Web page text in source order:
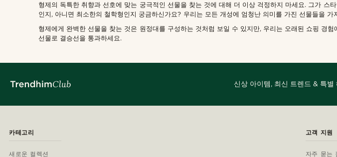
형제의 독특한 취향과 선호에 맞는 궁극적인 선물을 찾는 것에 대해 더 이상 걱정하지 마세요. 그가
인지, 아니면 최소한의 철학형인지 궁금하신가요? 우리는 모든 개성에 엄청난 의미를 가진 선물들을
형제에게 완벽한 선물을 찾는 것은 원정대를 구성하는 것처럼 보일 수 있지만, 우리는 오래된 쇼핑 경
선물로 결승선을 통과하세요.
신상 아이템, 최신 트렌드 & 특
카테고리
새로운 컬렉션
고객 지원
자주 묻는